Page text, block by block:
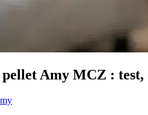
pellet Amy MCZ :